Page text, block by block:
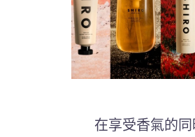
在享受香氣的